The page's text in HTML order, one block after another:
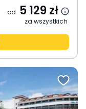
od 5 129zł
za wszystkich